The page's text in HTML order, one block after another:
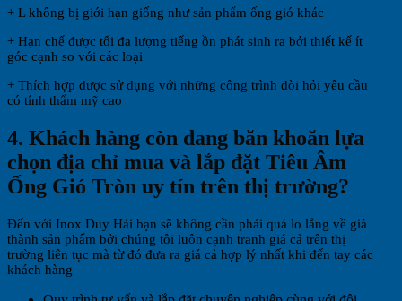
+ L không bị giới hạn giống như sản phẩm ống gió khác
+ Hạn chế được tối đa lượng tiếng ồn phát sinh ra bởi thiết kế ít
góc cạnh so với các loại
+ Thích hợp được sử dụng với những công trình đòi hỏi yêu cầu
có tính thẩm mỹ cao
4. Khách hàng còn đang băn khoăn lựa
chọn địa chỉ mua và lắp đặt Tiêu Âm
Ống Gió Tròn uy tín trên thị trường?
Đến với Inox Duy Hải bạn sẽ không cần phải quá lo lắng về giá
thành sản phẩm bởi chúng tôi luôn cạnh tranh giá cả trên thị
trường liên tục mà từ đó đưa ra giá cả hợp lý nhất khi đến tay các
khách hàng